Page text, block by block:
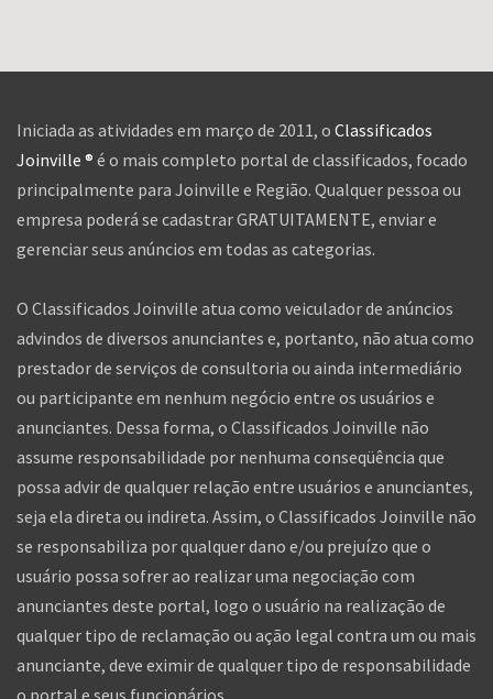
advindos de diversos anunciantes e, portanto, não atua como
prestador de serviços de consultoria ou ainda intermediário
ou participante em nenhum negócio entre os usuários e
anunciantes. Dessa forma, o Classificados Joinville não
assume responsabilidade por nenhuma conseqüência que
seja ela direta ou indireta. Assim, o Classificados Joinville não
se responsabiliza por qualquer dano e/ou prejuízo que o
usuário possa sofrer ao realizar uma negociação com
anunciantes deste portal, logo o usuário na realização de
qualquer tipo de reclamação ou ação legal contra um ou mais
anunciante, deve eximir de qualquer tipo de responsabilidade
o portal e seus funcionários.
Quer falar com a gente?
Para dúvidas sobre qualquer anúncio, você deverá fazer contato
com o anunciante. Para outros assuntos fale com a gente pelo
comercial@classificadosjoinville.com.br